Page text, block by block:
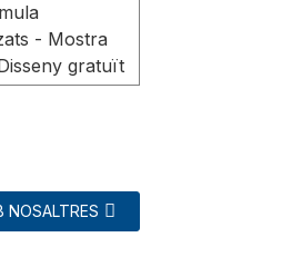
- Mostra
gratuït
NOSALTRES